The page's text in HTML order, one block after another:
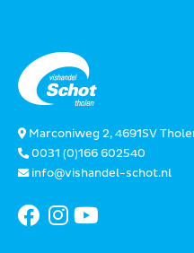
Marconiweg 2, 4691SV
0031 (0)166 602540
info@vishandel-schot.nl